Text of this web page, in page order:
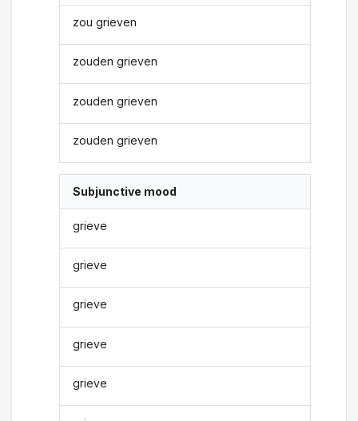
zou grieven
zouden grieven
zouden grieven
zouden grieven
Subjunctive mood
grieve
grieve
grieve
grieve
grieve